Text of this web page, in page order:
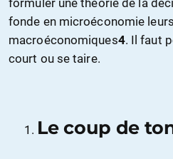
fonde en microéconomie
macroéconomiques4. Il faut
court ou se taire.
Le coup de